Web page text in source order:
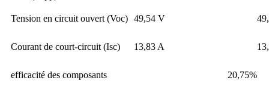
Tension en circuit ouvert (Voc) 49,54 V
Courant de court-circuit (Isc) 13,83 A
efficacité des composants 20,75%